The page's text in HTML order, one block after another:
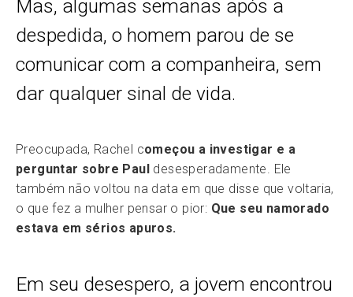
Mas, algumas semanas após a
despedida, o homem parou de se
comunicar com a companheira, sem
dar qualquer sinal de vida.
Preocupada, Rachel começou a investigar e a
perguntar sobre Paul desesperadamente. Ele
também não voltou na data em que disse que voltaria,
o que fez a mulher pensar o pior: Que seu namorado
estava em sérios apuros.
Em seu desespero, a jovem encontrou